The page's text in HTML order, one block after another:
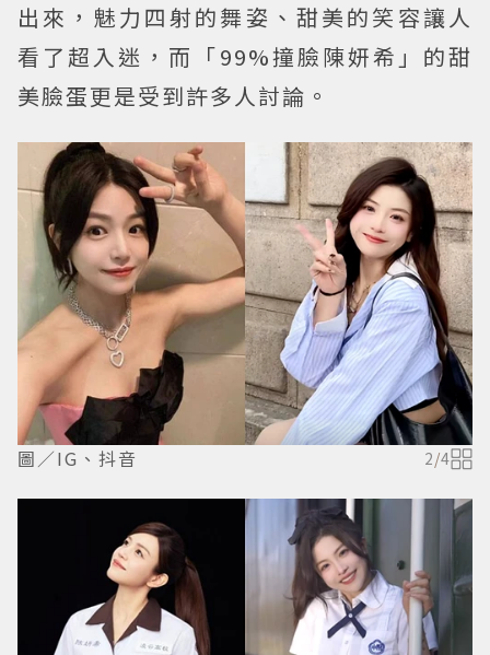
出來，魅力四射的舞姿、甜美的笑容讓人
看了超入迷，而「99%撞臉陳妍希」的甜
美臉蛋更是受到許多人討論。
圖／IG、抖音 2/4